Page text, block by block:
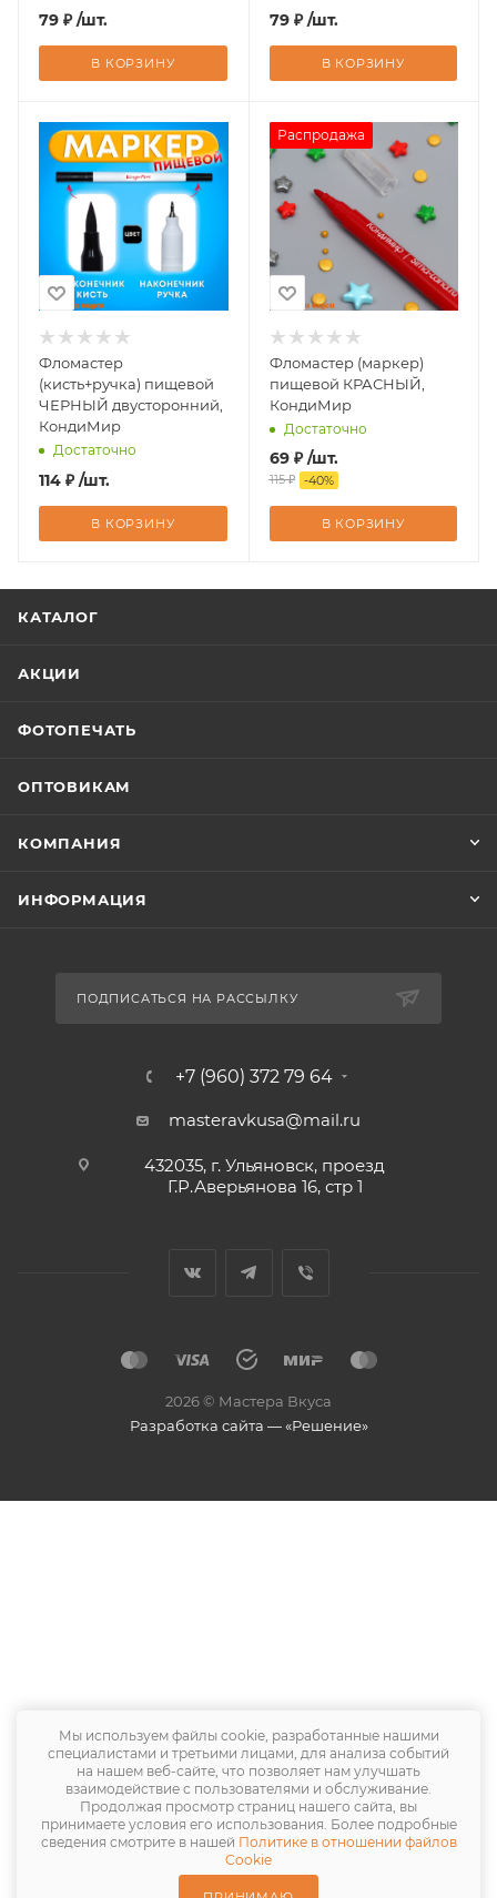
79 ₽ /шт.
В КОРЗИНУ
79 ₽ /шт.
В КОРЗИНУ
Фломастер
(кисть+ручка) пищевой
ЧЕРНЫЙ двусторонний,
КондиМир
Достаточно
114 ₽ /шт.
В КОРЗИНУ
Распродажа
Фломастер (маркер)
пищевой КРАСНЫЙ,
КондиМир
Достаточно
69 ₽ /шт.
115 ₽ -40%
В КОРЗИНУ
КАТАЛОГ
АКЦИИ
ФОТОПЕЧАТЬ
ОПТОВИКАМ
КОМПАНИЯ
ИНФОРМАЦИЯ
ПОДПИСАТЬСЯ НА РАССЫЛКУ
+7 (960) 372 79 64
masteravkusa@mail.ru
432035, г. Ульяновск, проезд
Г.Р.Аверьянова 16, стр 1
2026 © Мастера Вкуса
Разработка сайта — «Решение»
Мы используем файлы cookie, разработанные нашими
специалистами и третьими лицами, для анализа событий
на нашем веб-сайте, что позволяет нам улучшать
взаимодействие с пользователями и обслуживание.
Продолжая просмотр страниц нашего сайта, вы
принимаете условия его использования. Более подробные
сведения смотрите в нашей Политике в отношении файлов
Cookie